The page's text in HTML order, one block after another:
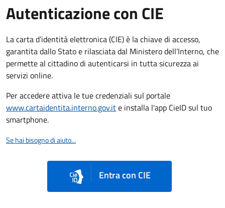
Autenticazione con CIE
La carta d’identità elettronica (CIE) è la chiave di accesso,
garantita dallo Stato e rilasciata dal Ministero dell’Interno, che
permette al cittadino di autenticarsi in tutta sicurezza ai
servizi online.
Per accedere attiva le tue credenziali sul portale
www.cartaidentita.interno.gov.ite installa l'app CieID sul tuo
smartphone.
Se hai bisogno di aiuto...
Entra con CIE